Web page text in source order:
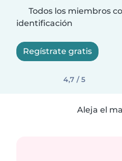
Todos los miembros
identificación
Regístrate gratis
4,7 / 5
Aleja el